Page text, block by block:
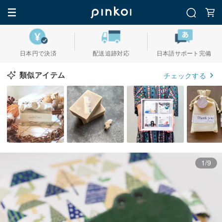
日本円で決済 配送追跡対応 日本語サポート完備
類似アイテム チェックする
1/9